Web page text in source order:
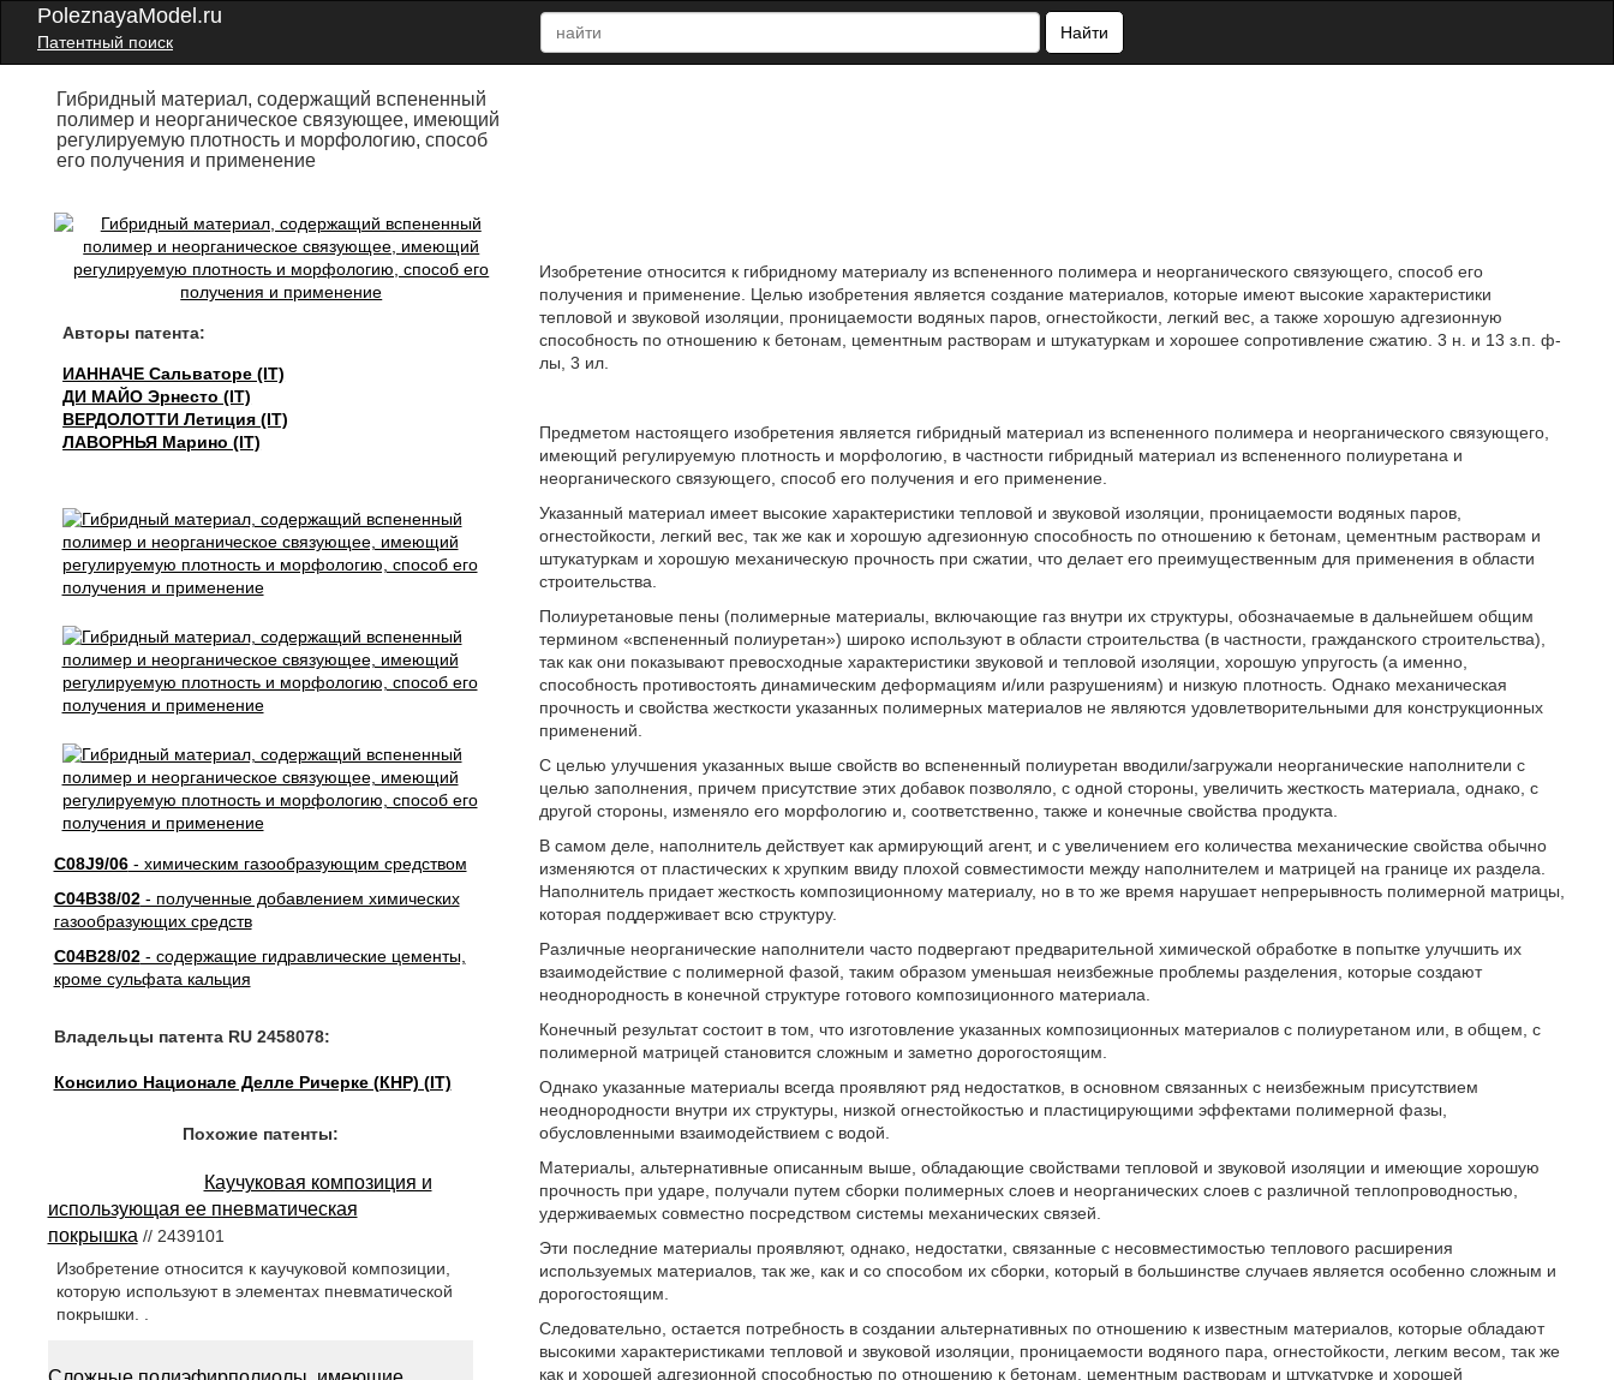
PoleznayaModel.ru
Патентный поиск
Найти
Гибридный материал, содержащий вспененный
полимер и неорганическое связующее, имеющий
регулируемую плотность и морфологию, способ
его получения и применение
Авторы патента:
ИАННАЧЕ Сальваторе (IT)
ДИ МАЙО Эрнесто (IT)
ВЕРДОЛОТТИ Летиция (IT)
ЛАВОРНЬЯ Марино (IT)
C08J9/06- химическим газообразующим средством
C04B38/02- полученные добавлением химических
газообразующих средств
C04B28/02- содержащие гидравлические цементы,
кроме сульфата кальция
Владельцы патента RU 2458078:
Консилио Национале Делле Ричерке (КНР) (IT)
Изобретение относится к гибридному материалу из вспененного полимера и неорганического связующего, способ его
получения и применение. Целью изобретения является создание материалов, которые имеют высокие характеристики
тепловой и звуковой изоляции, проницаемости водяных паров, огнестойкости, легкий вес, а также хорошую адгезионную
способность по отношению к бетонам, цементным растворам и штукатуркам и хорошее сопротивление сжатию. 3 н. и 13 з.п. ф-
лы, 3 ил.
Предметом настоящего изобретения является гибридный материал из вспененного полимера и неорганического связующего,
имеющий регулируемую плотность и морфологию, в частности гибридный материал из вспененного полиуретана и
неорганического связующего, способ его получения и его применение.
Указанный материал имеет высокие характеристики тепловой и звуковой изоляции, проницаемости водяных паров,
огнестойкости, легкий вес, так же как и хорошую адгезионную способность по отношению к бетонам, цементным растворам и
штукатуркам и хорошую механическую прочность при сжатии, что делает его преимущественным для применения в области
строительства.
Полиуретановые пены (полимерные материалы, включающие газ внутри их структуры, обозначаемые в дальнейшем общим
термином «вспененный полиуретан») широко используют в области строительства (в частности, гражданского строительства),
так как они показывают превосходные характеристики звуковой и тепловой изоляции, хорошую упругость (а именно,
способность противостоять динамическим деформациям и/или разрушениям) и низкую плотность. Однако механическая
прочность и свойства жесткости указанных полимерных материалов не являются удовлетворительными для конструкционных
применений.
С целью улучшения указанных выше свойств во вспененный полиуретан вводили/загружали неорганические наполнители с
целью заполнения, причем присутствие этих добавок позволяло, с одной стороны, увеличить жесткость материала, однако, с
другой стороны, изменяло его морфологию и, соответственно, также и конечные свойства продукта.
В самом деле, наполнитель действует как армирующий агент, и с увеличением его количества механические свойства обычно
изменяются от пластических к хрупким ввиду плохой совместимости между наполнителем и матрицей на границе их раздела.
Наполнитель придает жесткость композиционному материалу, но в то же время нарушает непрерывность полимерной матрицы,
которая поддерживает всю структуру.
Различные неорганические наполнители часто подвергают предварительной химической обработке в попытке улучшить их
взаимодействие с полимерной фазой, таким образом уменьшая неизбежные проблемы разделения, которые создают
неоднородность в конечной структуре готового композиционного материала.
Конечный результат состоит в том, что изготовление указанных композиционных материалов с полиуретаном или, в общем, с
полимерной матрицей становится сложным и заметно дорогостоящим.
Однако указанные материалы всегда проявляют ряд недостатков, в основном связанных с неизбежным присутствием
неоднородности внутри их структуры, низкой огнестойкостью и пластицирующими эффектами полимерной фазы,
обусловленными взаимодействием с водой.
Материалы, альтернативные описанным выше, обладающие свойствами тепловой и звуковой изоляции и имеющие хорошую
прочность при ударе, получали путем сборки полимерных слоев и неорганических слоев с различной теплопроводностью,
удерживаемых совместно посредством системы механических связей.
Эти последние материалы проявляют, однако, недостатки, связанные с несовместимостью теплового расширения
используемых материалов, так же, как и со способом их сборки, который в большинстве случаев является особенно сложным и
дорогостоящим.
Следовательно, остается потребность в создании альтернативных по отношению к известным материалов, которые обладают
высокими характеристиками тепловой и звуковой изоляции, проницаемости водяного пара, огнестойкости, легким весом, так же
как и хорошей адгезионной способностью по отношению к бетонам, цементным растворам и штукатурке и хорошей
Похожие патенты:
Каучуковая композиция и
использующая ее пневматическая
покрышка // 2439101
Изобретение относится к каучуковой композиции,
которую используют в элементах пневматической
покрышки. .